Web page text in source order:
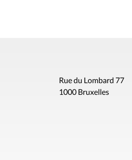
Rue du Lombard 77
1000 Bruxelles